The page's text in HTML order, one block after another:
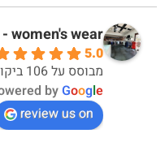
women's wear
5.0
מבוסס על 106 ביקורות
byGoogle
review us on